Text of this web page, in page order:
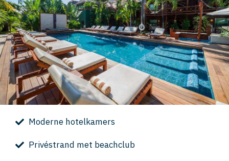
Moderne hotelkamers
Privéstrand met beachclub